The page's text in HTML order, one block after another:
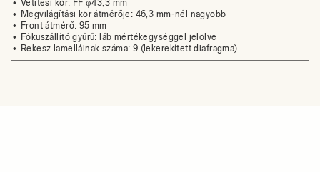
Vetítési kör: FF φ43,3 mm
Megvilágítási kör átmérője: 46,3 mm-nél nagyobb
Front átmérő: 95 mm
Fókuszállító gyűrű: láb mértékegységgel jelölve
Rekesz lamelláinak száma: 9 (lekerekített diafragma)